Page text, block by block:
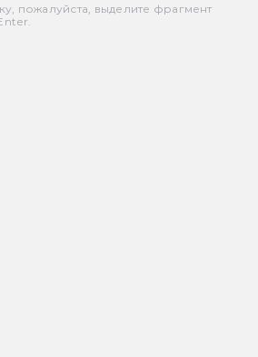
пожалуйста, выделите фрагмент